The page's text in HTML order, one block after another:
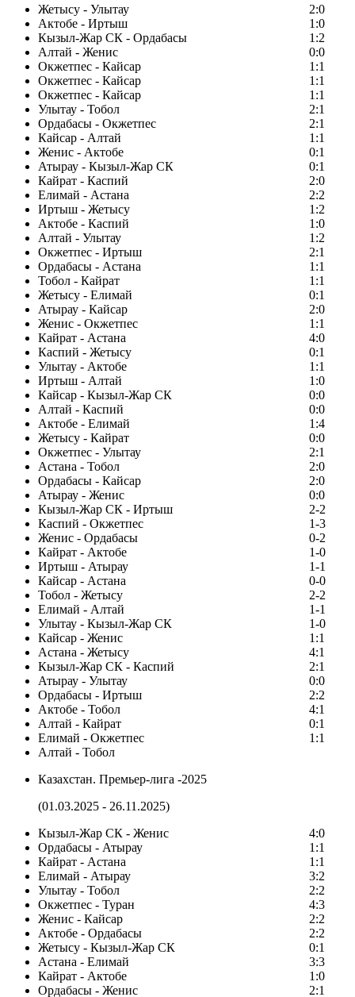
Жетысу - Улытау
2:0
Актобе - Иртыш
1:0
Кызыл-Жар СК - Ордабасы
1:2
Алтай - Женис
0:0
Окжетпес - Кайсар
1:1
Окжетпес - Кайсар
1:1
Окжетпес - Кайсар
1:1
Улытау - Тобол
2:1
Ордабасы - Окжетпес
2:1
Кайсар - Алтай
1:1
Женис - Актобе
0:1
Атырау - Кызыл-Жар СК
0:1
Кайрат - Каспий
2:0
Елимай - Астана
2:2
Иртыш - Жетысу
1:2
Актобе - Каспий
1:0
Алтай - Улытау
1:2
Окжетпес - Иртыш
2:1
Ордабасы - Астана
1:1
Тобол - Кайрат
1:1
Жетысу - Елимай
0:1
Атырау - Кайсар
2:0
Женис - Окжетпес
1:1
Кайрат - Астана
4:0
Каспий - Жетысу
0:1
Улытау - Актобе
1:1
Иртыш - Алтай
1:0
Кайсар - Кызыл-Жар СК
0:0
Алтай - Каспий
0:0
Актобе - Елимай
1:4
Жетысу - Кайрат
0:0
Окжетпес - Улытау
2:1
Астана - Тобол
2:0
Ордабасы - Кайсар
2:0
Атырау - Женис
0:0
Кызыл-Жар СК - Иртыш
2-2
Каспий - Окжетпес
1-3
Женис - Ордабасы
0-2
Кайрат - Актобе
1-0
Иртыш - Атырау
1-1
Кайсар - Астана
0-0
Тобол - Жетысу
2-2
Елимай - Алтай
1-1
Улытау - Кызыл-Жар СК
1-0
Кайсар - Женис
1:1
Астана - Жетысу
4:1
Кызыл-Жар СК - Каспий
2:1
Атырау - Улытау
0:0
Ордабасы - Иртыш
2:2
Актобе - Тобол
4:1
Алтай - Кайрат
0:1
Елимай - Окжетпес
1:1
Алтай - Тобол
Казахстан. Премьер-лига -2025
(01.03.2025 - 26.11.2025)
Кызыл-Жар СК - Женис
4:0
Ордабасы - Атырау
1:1
Кайрат - Астана
1:1
Елимай - Атырау
3:2
Улытау - Тобол
2:2
Окжетпес - Туран
4:3
Женис - Кайсар
2:2
Актобе - Ордабасы
2:2
Жетысу - Кызыл-Жар СК
0:1
Астана - Елимай
3:3
Кайрат - Актобе
1:0
Ордабасы - Женис
2:1